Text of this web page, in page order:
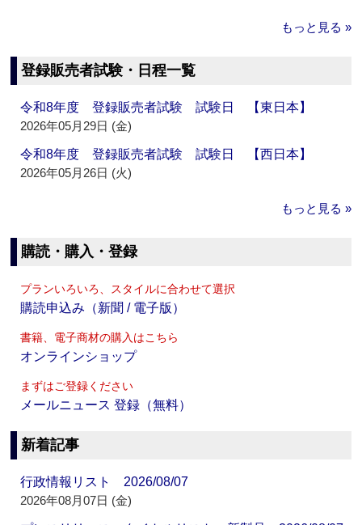
もっと見る »
登録販売者試験・日程一覧
令和8年度 登録販売者試験 試験日 【東日本】
2026年05月29日 (金)
令和8年度 登録販売者試験 試験日 【西日本】
2026年05月26日 (火)
もっと見る »
購読・購入・登録
プランいろいろ、スタイルに合わせて選択
購読申込み（新聞 / 電子版）
書籍、電子商材の購入はこちら
オンラインショップ
まずはご登録ください
メールニュース 登録（無料）
新着記事
行政情報リスト 2026/08/07
2026年08月07日 (金)